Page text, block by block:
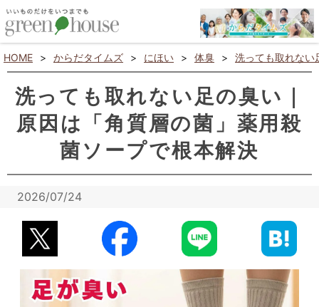
HOME > からだタイムズ > にほい > 体臭 > 洗っても取れない
洗っても取れない足の臭い｜
原因は「角質層の菌」薬用殺
菌ソープで根本解決
2026/07/24